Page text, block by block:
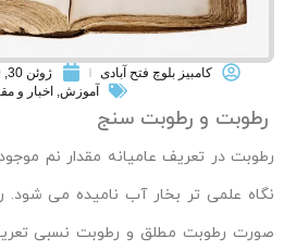
کامبیز بلوچ فتح آبادی ژوئن 30, 2019
آموزش, اخبار و
رطوبت و رطوبت سنج
رطوبت در تعریف عامیانه مقدار نم
نگاه علمی تر بخار آب نامیده می شود.
صورت رطوبت مطلق و رطوبت نسبی